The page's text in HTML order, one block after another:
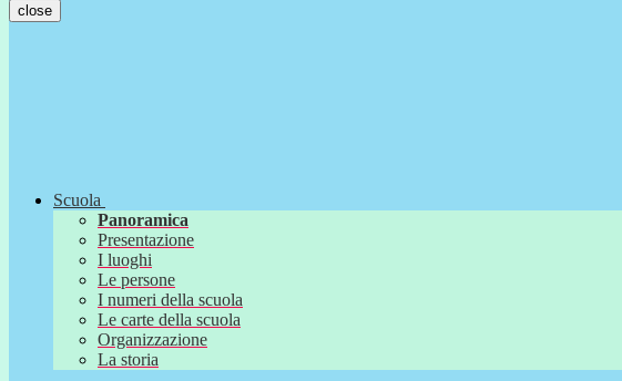
close
Scuola
Panoramica
Presentazione
I luoghi
Le persone
I numeri della scuola
Le carte della scuola
Organizzazione
La storia